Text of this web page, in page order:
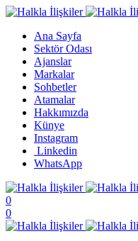
Ana Sayfa
Sektör Odası
Ajanslar
Markalar
Sohbetler
Atamalar
Hakkımızda
Künye
Instagram
Linkedin
WhatsApp
0
0